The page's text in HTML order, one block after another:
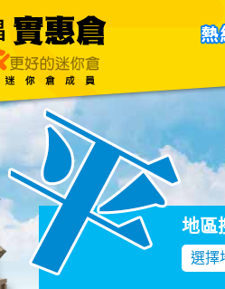
我們 聯絡我們
地區
選擇